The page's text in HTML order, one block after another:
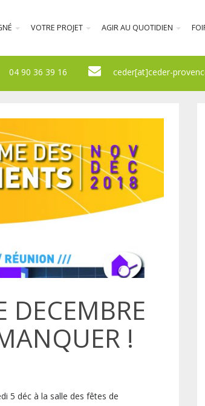
VOTRE PROJET AGIR AU QUOTIDIEN
04 90 36 39 16 ceder[at]ceder-
DECEMBRE
!
5 déc à la salle des fêtes de